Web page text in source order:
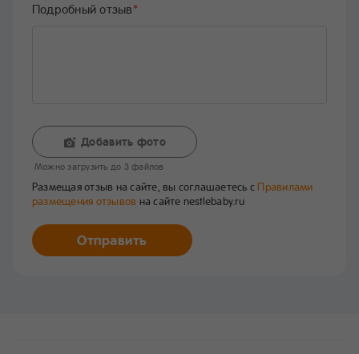
Подробный отзыв*
Добавить фото
Mожно загрузить до 3 файлов
Размещая отзыв на сайте, вы соглашаетесь с Правилами
размещения отзывов на сайте nestlebaby.ru
Отправить